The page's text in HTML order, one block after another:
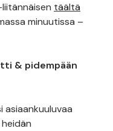
täältä
minuutissa –
& pidempään
asiaankuuluvaa